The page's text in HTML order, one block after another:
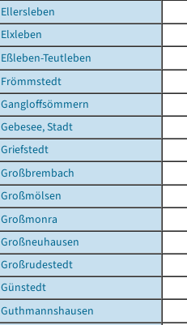
Ellersleben
Elxleben
Eßleben-Teutleben
Frömmstedt
Gangloffsömmern
Gebesee, Stadt
Griefstedt
Großbrembach
Großmölsen
Großmonra
Großneuhausen
Großrudestedt
Günstedt
Guthmannshausen